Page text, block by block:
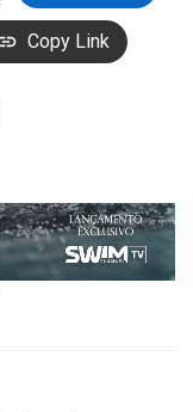
Copy Link